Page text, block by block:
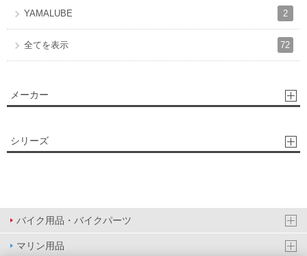
YAMALUBE 2
全てを表示 72
メーカー
シリーズ
バイク用品・バイクパーツ
マリン用品